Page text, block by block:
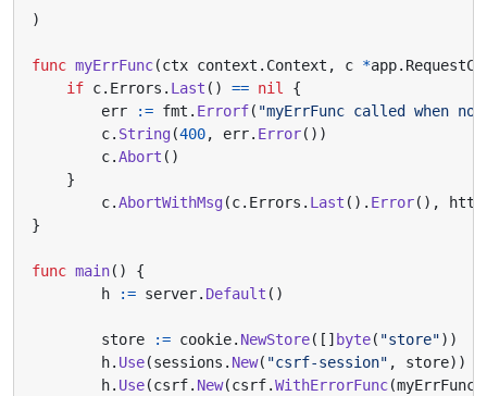
)
func myErrFunc(ctx context . Context , c *app.
if c. Errors . Last () == nil
{
err
:= fmt . Errorf( "myErrFunc called when
c. String(400, err. Error())
c.Abort ()
}
c.AbortWithMsg(c. Errors . Last (). Error(), http
}
func main()
{
h
:= server. Default ()
store := cookie. NewStore([] byte( "store"))
h. Use(sessions . New( "csrf-session" , store))
h. Use(csrf. New(csrf.WithErrorFunc(myErrFunc